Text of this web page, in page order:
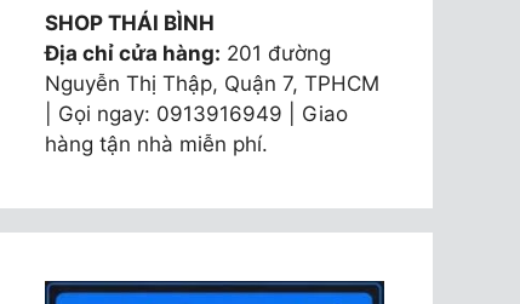
SHOP THÁI BÌNH
Địa chỉ cửa hàng: 201 đường
Nguyễn Thị Thập, Quận 7, TPHCM
| Gọi ngay: 0913916949 | Giao
hàng tận nhà miễn phí.